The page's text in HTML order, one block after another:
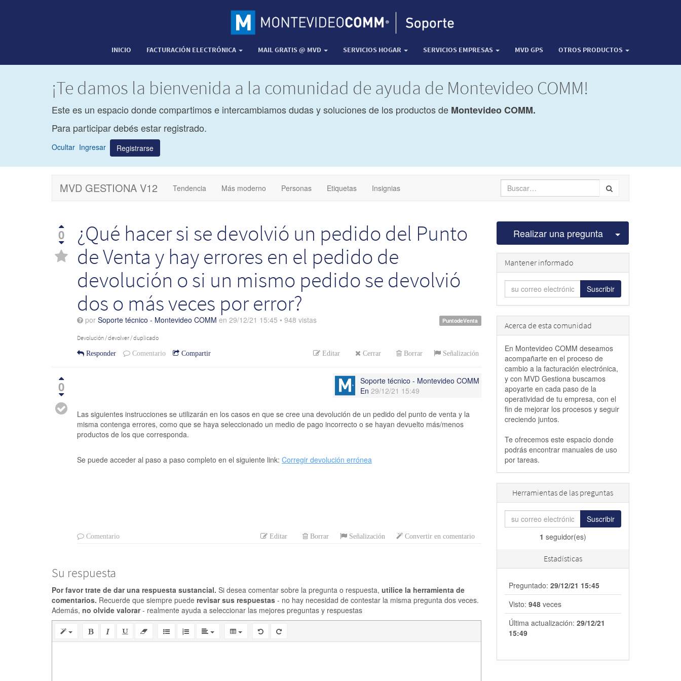
INICIO FACTURACIÓN ELECTRÓNICA MAIL GRATIS @ MVD SERVICIOS HOGAR SERVICIOS EMPRESAS MVD GPS OTROS PRODUCTOS
¡Te damos la bienvenida a la comunidad de ayuda de Montevideo COMM!
Este es un espacio donde compartimos e intercambiamos dudas y soluciones de los productos de Montevideo COMM.
Para participar debés estar registrado.
Ocultar Ingresar Registrarse
MVD GESTIONA V12 Tendencia Más moderno Personas Etiquetas Insignias
0
¿Qué hacer si se devolvió un pedido del Punto
de Venta y hay errores en el pedido de
devolución o si un mismo pedido se devolvió
dos o más veces por error?
PuntodeVenta
por Soporte técnico - Montevideo COMM en 29/12/21 15:45 • 948 vistas
Devolución / devolver / duplicado
Editar Cerrar Borrar Señalización
Responder Comentario Compartir
0
Soporte técnico - Montevideo COMM
En 29/12/21 15:49
Las siguientes instrucciones se utilizarán en los casos en que se cree una devolución de un pedido del punto de venta y la
misma contenga errores, como que se haya seleccionado un medio de pago incorrecto o se hayan devuelto más/menos
productos de los que corresponda.
Se puede acceder al paso a paso completo en el siguiente link: Corregir devolución errónea
Editar Borrar Señalización Convertir en comentario
Comentario
Su respuesta
Por favor trate de dar una respuesta sustancial. Si desea comentar sobre la pregunta o respuesta, utilice la herramienta de
comentarios. Recuerde que siempre puede revisar sus respuestas - no hay necesidad de contestar la misma pregunta dos veces.
Además, no olvide valorar- realmente ayuda a seleccionar las mejores preguntas y respuestas
Realizar una pregunta Seleccionar
Mantener informado
Suscribir
Acerca de esta comunidad
En Montevideo COMM deseamos
acompañarte en el proceso de
cambio a la facturación electrónica,
y con MVD Gestiona buscamos
apoyarte en cada paso de la
operatividad de tu empresa, con el
fin de mejorar los procesos y seguir
creciendo juntos.
Te ofrecemos este espacio donde
podrás encontrar manuales de uso
por tareas.
Herramientas de las preguntas
Suscribir
1 seguidor(es)
Estadísticas
Preguntado: 29/12/21 15:45
Visto: 948 veces
Última actualización: 29/12/21
15:49